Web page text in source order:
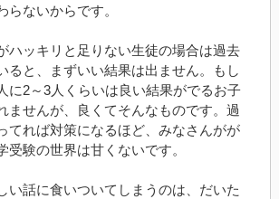
らないからです。
ハッキリと足りない生徒の場合は過去
ると、まずいい結果は出ません。もし
に2～3人くらいは良い結果がでるお子
ませんが、良くてそんなものです。過
てれば対策になるほど、みなさんがが
受験の世界は甘くないです。
い話に食いついてしまうのは、だいた